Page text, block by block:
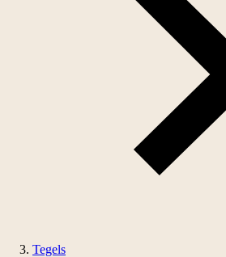
Tegels